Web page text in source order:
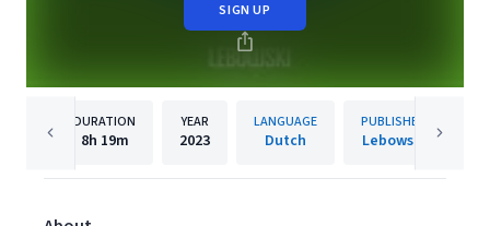
SIGN UP
DURATION
8h 19m
YEAR
2023
LANGUAGE
Dutch
PUBLISHER
Lebowski